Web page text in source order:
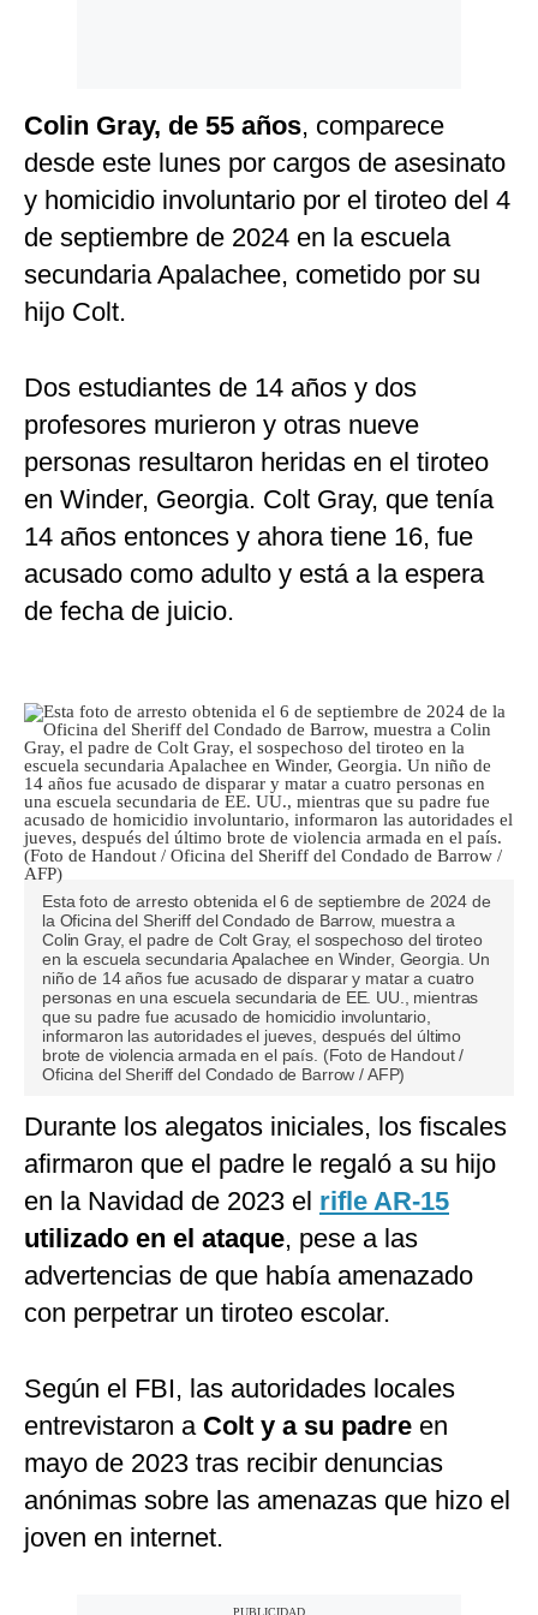
Colin Gray, de 55 años, comparece
desde este lunes por cargos de asesinato
y homicidio involuntario por el tiroteo del 4
de septiembre de 2024 en la escuela
secundaria Apalachee, cometido por su
hijo Colt.
Dos estudiantes de 14 años y dos
profesores murieron y otras nueve
personas resultaron heridas en el tiroteo
en Winder, Georgia. Colt Gray, que tenía
14 años entonces y ahora tiene 16, fue
acusado como adulto y está a la espera
de fecha de juicio.
Esta foto de arresto obtenida el 6 de septiembre de 2024 de
la Oficina del Sheriff del Condado de Barrow, muestra a
Colin Gray, el padre de Colt Gray, el sospechoso del tiroteo
en la escuela secundaria Apalachee en Winder, Georgia. Un
niño de 14 años fue acusado de disparar y matar a cuatro
personas en una escuela secundaria de EE. UU., mientras
que su padre fue acusado de homicidio involuntario,
informaron las autoridades el jueves, después del último
brote de violencia armada en el país. (Foto de Handout /
Oficina del Sheriff del Condado de Barrow / AFP)
Durante los alegatos iniciales, los fiscales
afirmaron que el padre le regaló a su hijo
en la Navidad de 2023 el rifle AR-15
utilizado en el ataque, pese a las
advertencias de que había amenazado
con perpetrar un tiroteo escolar.
Según el FBI, las autoridades locales
entrevistaron a Colt y a su padre en
mayo de 2023 tras recibir denuncias
anónimas sobre las amenazas que hizo el
joven en internet.